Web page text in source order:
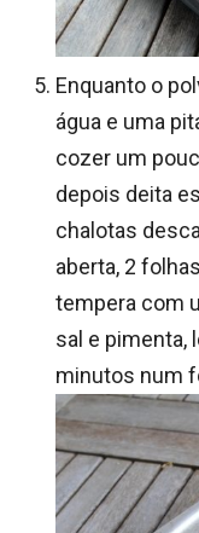
Enquanto o
água e uma
cozer um
depois deita
chalotas
aberta, 2
tempera com
sal e pimenta,
minutos num